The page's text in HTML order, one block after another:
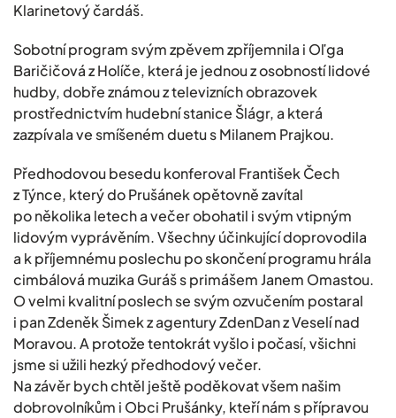
Klarinetový čardáš.
Sobotní program svým zpěvem zpříjemnila i Oľga
Baričičová z Holíče, která je jednou z osobností lidové
hudby, dobře známou z televizních obrazovek
prostřednictvím hudební stanice Šlágr, a která
zazpívala ve smíšeném duetu s Milanem Prajkou.
Předhodovou besedu konferoval František Čech
z Týnce, který do Prušánek opětovně zavítal
po několika letech a večer obohatil i svým vtipným
lidovým vyprávěním. Všechny účinkující doprovodila
a k příjemnému poslechu po skončení programu hrála
cimbálová muzika Guráš s primášem Janem Omastou.
O velmi kvalitní poslech se svým ozvučením postaral
i pan Zdeněk Šimek z agentury ZdenDan z Veselí nad
Moravou. A protože tentokrát vyšlo i počasí, všichni
jsme si užili hezký předhodový večer.
Na závěr bych chtěl ještě poděkovat všem našim
dobrovolníkům i Obci Prušánky, kteří nám s přípravou